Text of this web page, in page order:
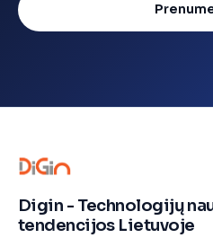
Digin - Technologijų
tendencijos Lietuvoje